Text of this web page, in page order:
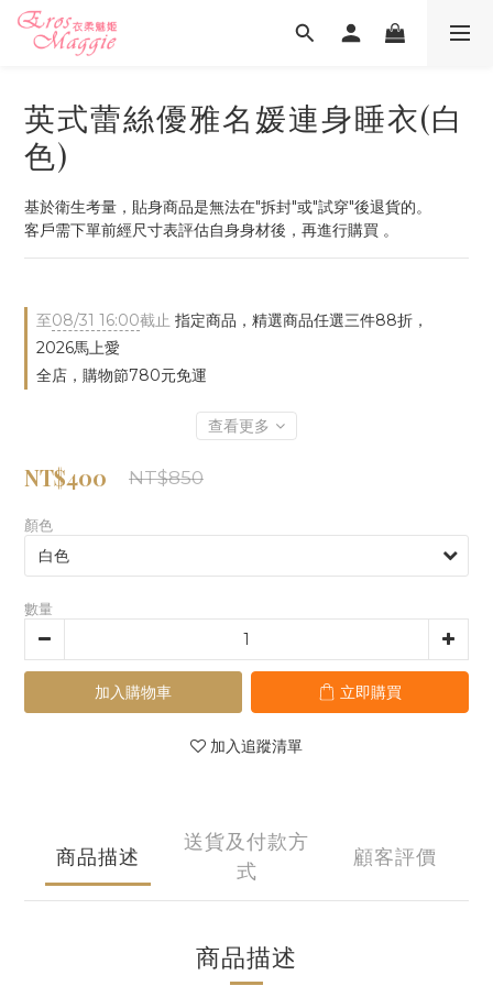
英式蕾絲優雅名媛連身睡衣(白
色)
基於衛生考量，貼身商品是無法在"拆封"或"試穿"後退貨的。
客戶需下單前經尺寸表評估自身身材後，再進行購買 。
至08/31 16:00截止 指定商品，精選商品任選三件88折，
2026馬上愛
全店，購物節780元免運
查看更多
NT$400 NT$850
顏色
數量
加入購物車 立即購買
加入追蹤清單
商品描述
送貨及付款方
式
顧客評價
商品描述